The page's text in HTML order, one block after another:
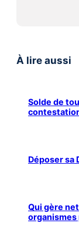
À lire aussi
Solde de
Déposer sa
Qui gère